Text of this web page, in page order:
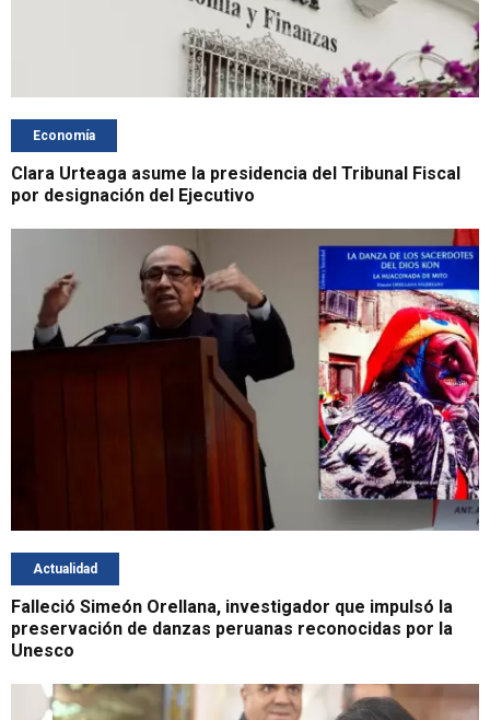
Economía
Clara Urteaga asume la presidencia del Tribunal Fiscal
por designación del Ejecutivo
Actualidad
Falleció Simeón Orellana, investigador que impulsó la
preservación de danzas peruanas reconocidas por la
Unesco